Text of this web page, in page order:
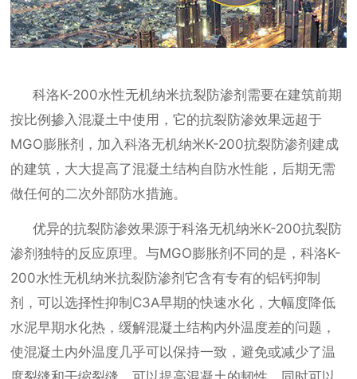
科洛K-200水性无机纳米抗裂防渗剂需要在建筑前期
按比例掺入混凝土中使用，它的抗裂防渗效果远超于
MGO膨胀剂，加入科洛无机纳米K-200抗裂防渗剂建成
的建筑，大大提高了混凝土结构自防水性能，后期无需
做任何的二次外部防水措施。
优异的抗裂防渗效果源于科洛无机纳米K-200抗裂防
渗剂独特的反应原理。与MGO膨胀剂不同的是，科洛K-
200水性无机纳米抗裂防渗剂它含有专有的铝钙抑制
剂，可以选择性抑制C3A早期的快速水化，大幅度降低
水泥早期水化热，缓解混凝土结构内外温度差的问题，
使混凝土内外温度几乎可以保持一致，避免或减少了温